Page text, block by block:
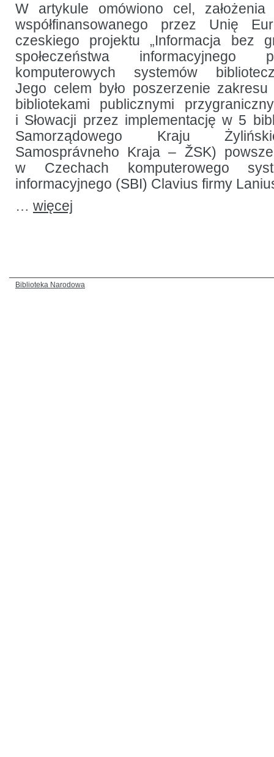
wspólny
projekt
czeskich
i słowackich
bibliotek
W artykule omówiono cel,
współfinansowanego przez Unię
czeskiego projektu „Informacja bez
społeczeństwa informacyjnego
komputerowych systemów
Jego celem było poszerzenie zakresu
bibliotekami publicznymi
i Słowacji przez implementację w 5
Samorządowego Kraju
Samosprávneho Kraja – ŽSK)
w Czechach komputerowego
informacyjnego (SBI) Clavius firmy
… więcej
Biblioteka Narodowa